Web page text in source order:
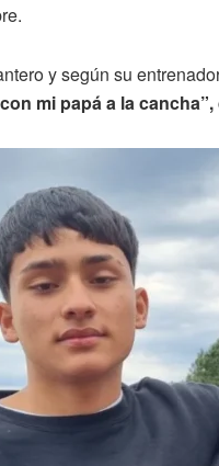
y según su
mi papá a la cancha”,